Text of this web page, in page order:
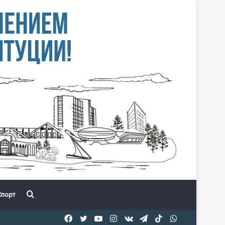
Іздеу
TikTok
Telegram
vk.com
Instagram
YouTube
Twitter
Facebook